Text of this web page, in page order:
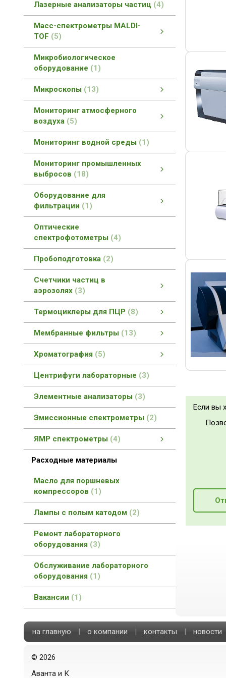
Лазерные анализаторы частиц 4
Масс-спектрометры MALDI-
TOF
5
Микробиологическое
оборудование
1
Микроскопы 13
Мониторинг атмосферного
воздуха
5
Мониторинг водной среды 1
Мониторинг промышленных
выбросов
18
Оборудование для
фильтрации
1
Оптические
спектрофотометры 4
Пробоподготовка 2
Счетчики частиц в
аэрозолях
3
Термоциклеры для ПЦР 8
Мембранные фильтры 13
Хроматография 5
Центрифуги лабораторные 3
Элементные анализаторы 3
Эмиссионные спектрометры 2
ЯМР спектрометры 4
Расходные материалы
Масло для поршневых
компрессоров
1
Лампы с полым катодом 2
Ремонт лабораторного
оборудования
3
Обслуживание лабораторного
оборудования
1
Вакансии 1
Если вы
на главную | о компании | контакты | новости
© 2026
Аванта и К